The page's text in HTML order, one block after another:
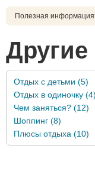
Полезная
Другие
Отдых с детьми (5)
Отдых в одиночку (4)
Чем заняться? (12)
Шоппинг (8)
Плюсы отдыха (10)